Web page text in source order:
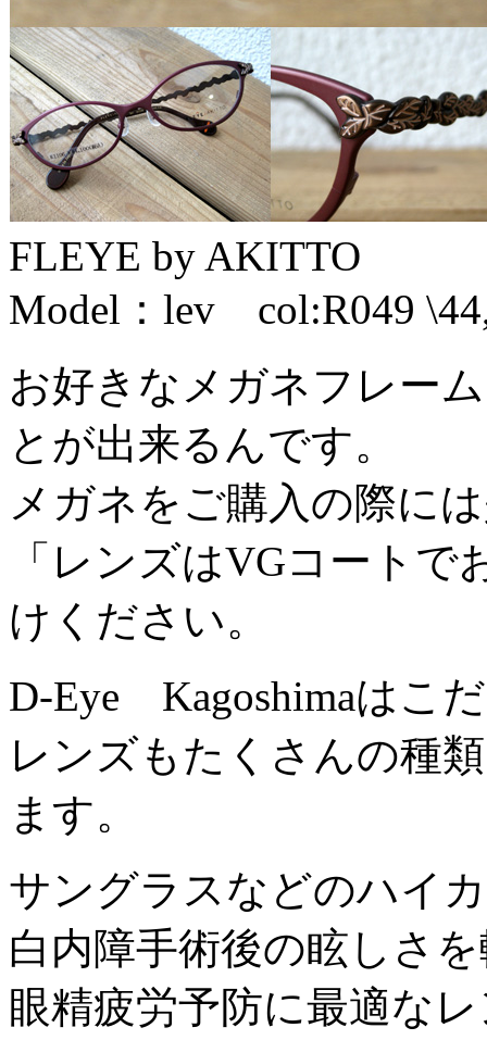
FLEYE by AKITTO
Model：lev col:R049
お好きなメガネフレー
とが出来るんです。
メガネをご購入の際に
「レンズはVGコート
けください。
D-Eye Kagoshimaはこ
レンズもたくさんの種
ます。
サングラスなどのハイ
白内障手術後の眩しさ
眼精疲労予防に最適な